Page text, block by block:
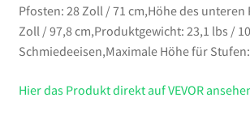
Pfosten: 28 Zoll / 71 cm,Höhe des unteren
Zoll / 97,8 cm,Produktgewicht: 23,1 lbs /
Schmiedeeisen,Maximale Höhe für
Hier das Produkt direkt auf VEVOR